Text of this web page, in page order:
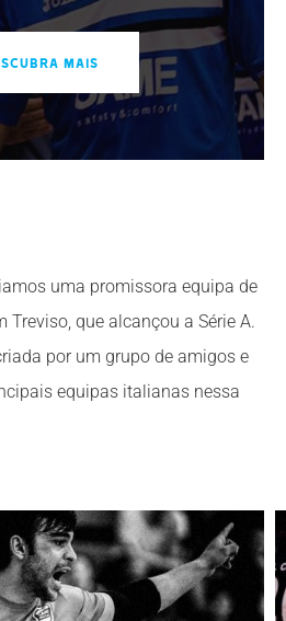
MAIS
uma promissora equipa de
Treviso, que alcançou a Série A.
por um grupo de amigos e
equipas italianas nessa